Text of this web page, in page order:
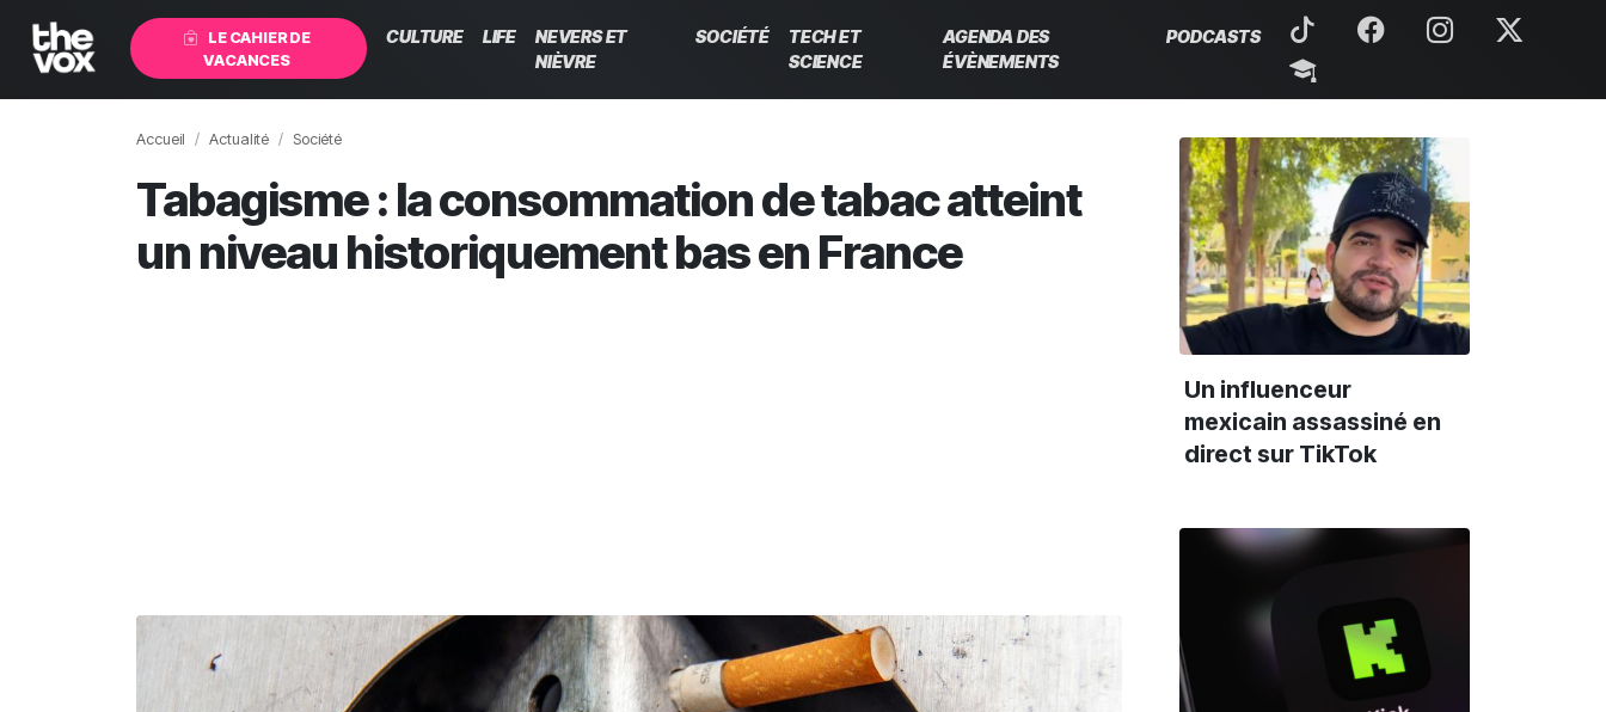
LE CAHIER DE
VACANCES
CULTURE LIFE
NEVERS ET
NIÈVRE
SOCIÉTÉ
TECH ET
SCIENCE
AGENDA DES
ÉVÈNEMENTS
PODCASTS
Accueil Actualité Société
Tabagisme : la consommation de tabac atteint
un niveau historiquement bas en France
Un influenceur
mexicain assassiné en
direct sur TikTok